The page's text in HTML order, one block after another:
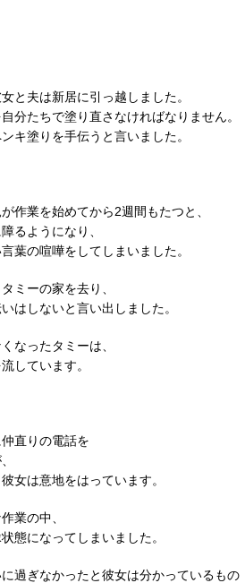
と夫は新居に引っ越しました。
分たちで塗り直さなければなりません。
キ塗りを手伝うと言いました。
作業を始めてから2週間もたつと、
るようになり、
葉の喧嘩をしてしまいました。
ミーの家を去り、
はしないと言い出しました。
なったタミーは、
しています。
直りの電話を
女は意地をはっています。
業の中、
態になってしまいました。
過ぎなかったと彼女は分かっているもの